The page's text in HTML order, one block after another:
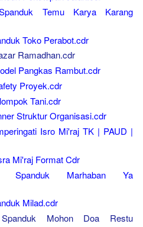
Temu Karya Karang
Toko Perabot.cdr
Ramadhan.cdr
Pangkas Rambut.cdr
Proyek.cdr
Tani.cdr
Struktur Organisasi.cdr
Isro Mi'raj TK | PAUD |
Mi'raj Format Cdr
Spanduk Marhaban Ya
Milad.cdr
Mohon Doa Restu